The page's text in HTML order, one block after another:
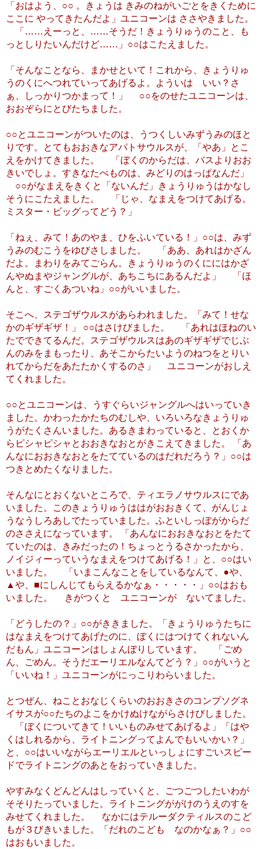
「おはよう、○○ 。きょうは きみのねがいごとをきくために
ここに やってきたんだよ」ユニコーンは ささやきました。
「……えーっと、……そうだ！きょうりゅうのこと、も
っとしりたいんだけど……」○○はこたえました。
「そんなことなら、まかせといて！これから、きょうりゅ
うのくにへつれていってあげるよ。よういは いい？さ
ぁ、しっかりつかまって！」 ○○をのせたユニコーンは、
おおぞらにとびたちました。
○○とユニコーンがついたのは、うつくしいみずうみのほと
りです。とてもおおきなアパトサウルスが、「やあ」とこ
えをかけてきました。 「ぼくのからだは、バスよりおお
きいでしょ。すきなたべものは、みどりのはっぱなんだ」
○○がなまえをきくと「ないんだ」きょうりゅうはかなし
そうにこたえました。 「じゃ、なまえをつけてあげる。
ミスター・ビッグってどう？」
「ねぇ、みて！あのやま、ひをふいている！」○○は、みず
うみのむこうをゆびさしました。 「ああ、あれはかざん
だよ。まわりをみてごらん。きょうりゅうのくににはかざ
んやぬまやジャングルが、あちこちにあるんだよ」 「ほ
んと、すごくあついね」○○がいいました。
そこへ、ステゴザウルスがあらわれました。「みて！せな
かのギザギザ！」 ○○はさけびました。 「あれはほねのい
たでできてるんだ。ステゴザウルスはあのギザギザでじぶ
んのみをまもったり、あそこからたいようのねつをとりい
れてからだをあたたかくするのさ」 ユニコーンがおしえ
てくれました。
○○とユニコーンは、うすぐらいジャングルへはいっていき
ました。かわったかたちのむしや、いろいろなきょうりゅ
うがたくさんいました。あるきまわっていると、とおくか
らピシャピシャとおおきなおとがきこえてきました。 「あ
んなにおおきなおとをたてているのはだれだろう？」○○は
つきとめたくなりました。
そんなにとおくないところで、ティエラノサウルスにであ
いました。このきょうりゅうははがおおきくて、がんじょ
うなうしろあしでたっていました。ふといしっぽがからだ
のささえになっています。 「あんなにおおきなおとをたて
ていたのは、きみだったの！ちょっとうるさかったから、
ノイジィーっていうなまえをつけてあげる！」と、○○はい
いました。 「いまこんなことをしているなんて、●や、
▲や、■にしんじてもらえるかなぁ・・・・・」○○はおも
いました。 きがつくと ユニコーンが ないてました。
「どうしたの？」○○がききました。「きょうりゅうたちに
はなまえをつけてあげたのに、ぼくにはつけてくれないん
だもん」ユニコーンはしょんぼりしています。 「ごめ
ん、ごめん。そうだエーリエルなんてどう？」○○がいうと
「いいね！」ユニコーンがにっこりわらいました。
とつぜん、ねことおなじくらいのおおきさのコンプソグネ
イサスが○○たちのよこをかけぬけながらさけびしました。
「ぼくについてきて！いいものみせてあげるよ」「はや
くはしれるから、ライトニングってよんでもいいかい？」
と、○○はいいながらエーリエルといっしょにすごいスピー
ドでライトニングのあとをおっていきました。
やすみなくどんどんはしっていくと、ごつごつしたいわが
そそりたっていました。ライトニングががけのうえのすを
みせてくれました。 なかにはテルーダクティルスのこど
もが３びきいました。「だれのこども なのかなぁ？」○○
はおもいました。